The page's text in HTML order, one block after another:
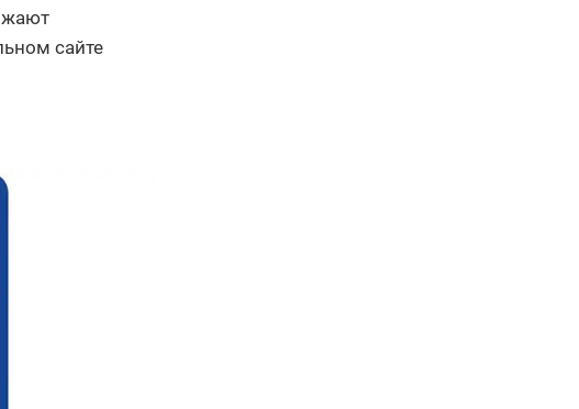
сайте